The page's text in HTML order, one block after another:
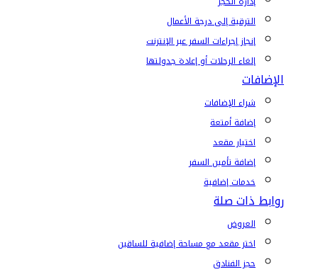
الترقية إلى درجة الأعمال
إنجاز إجراءات السفر عبر الإنترنت
إلغاء الرحلات أو إعادة جدولتها
الإضافات
شراء الإضافات
إضافة أمتعة
اختيار مقعد
إضافة تأمين السفر
خدمات إضافية
روابط ذات صلة
العروض
اختر مقعد مع مساحة إضافية للساقين
حجز الفنادق